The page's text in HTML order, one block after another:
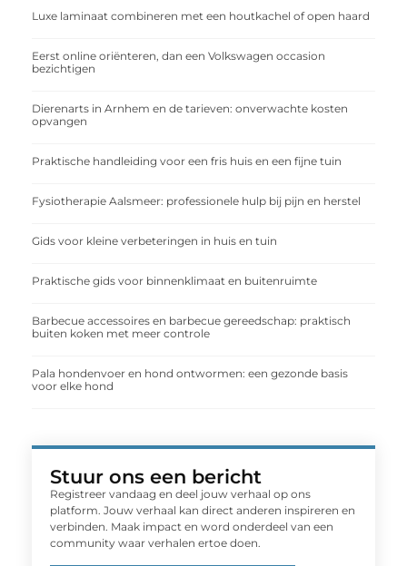
Luxe laminaat combineren met een houtkachel of open haard
Eerst online oriënteren, dan een Volkswagen occasion
bezichtigen
Dierenarts in Arnhem en de tarieven: onverwachte kosten
opvangen
Praktische handleiding voor een fris huis en een fijne tuin
Fysiotherapie Aalsmeer: professionele hulp bij pijn en herstel
Gids voor kleine verbeteringen in huis en tuin
Praktische gids voor binnenklimaat en buitenruimte
Barbecue accessoires en barbecue gereedschap: praktisch
buiten koken met meer controle
Pala hondenvoer en hond ontwormen: een gezonde basis
voor elke hond
Stuur ons een bericht
Registreer vandaag en deel jouw verhaal op ons
platform. Jouw verhaal kan direct anderen inspireren en
verbinden. Maak impact en word onderdeel van een
community waar verhalen ertoe doen.